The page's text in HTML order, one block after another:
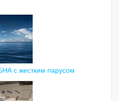
с жестким парусом